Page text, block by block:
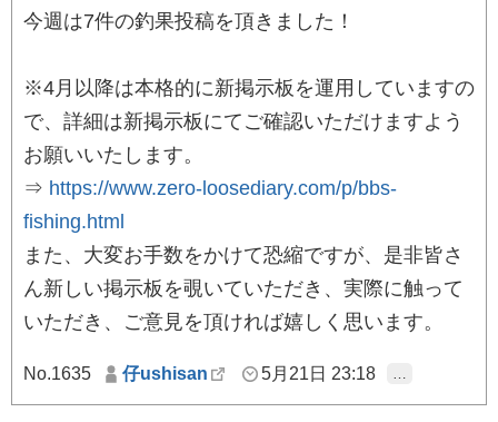
今週は7件の釣果投稿を頂きました！
※4月以降は本格的に新掲示板を運用していますの
で、詳細は新掲示板にてご確認いただけますよう
お願いいたします。
⇒ https://www.zero-loosediary.com/p/bbs-
fishing.html
また、大変お手数をかけて恐縮ですが、是非皆さ
ん新しい掲示板を覗いていただき、実際に触って
いただき、ご意見を頂ければ嬉しく思います。
No.1635 仔ushisan 5月21日 23:18 …